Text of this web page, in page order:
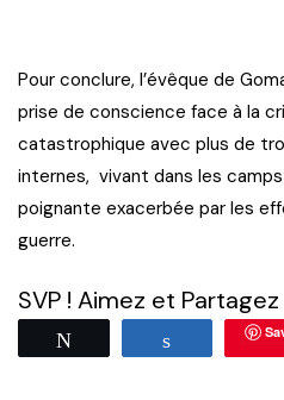
Pour conclure, l’évêque de
prise de conscience face à la
catastrophique avec plus de
internes, vivant dans les
poignante exacerbée par les
guerre.
SVP ! Aimez et Partagez
Partagez